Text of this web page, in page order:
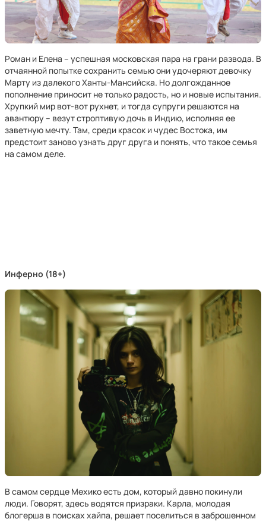
Роман и Елена – успешная московская пара на грани развода. В
отчаянной попытке сохранить семью они удочеряют девочку
Марту из далекого Ханты-Мансийска. Но долгожданное
пополнение приносит не только радость, но и новые испытания.
Хрупкий мир вот-вот рухнет, и тогда супруги решаются на
авантюру – везут строптивую дочь в Индию, исполняя ее
заветную мечту. Там, среди красок и чудес Востока, им
предстоит заново узнать друг друга и понять, что такое семья
на самом деле.
Инферно (18+)
В самом сердце Мехико есть дом, который давно покинули
люди. Говорят, здесь водятся призраки. Карла, молодая
блогерша в поисках хайпа, решает поселиться в заброшенном